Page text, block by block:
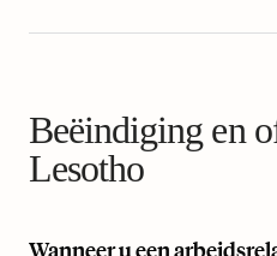
Beëindiging en
Lesotho
Wanneer u een